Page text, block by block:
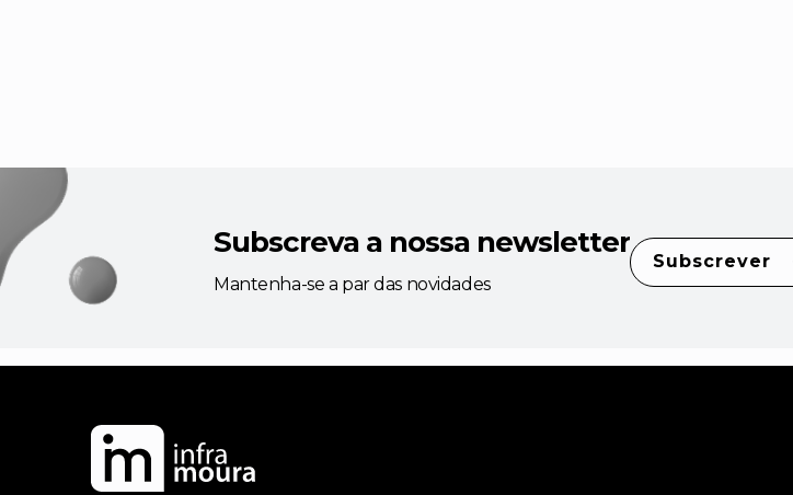
Subscreva a nossa newsletter
Mantenha-se a par das novidades
Subscrever